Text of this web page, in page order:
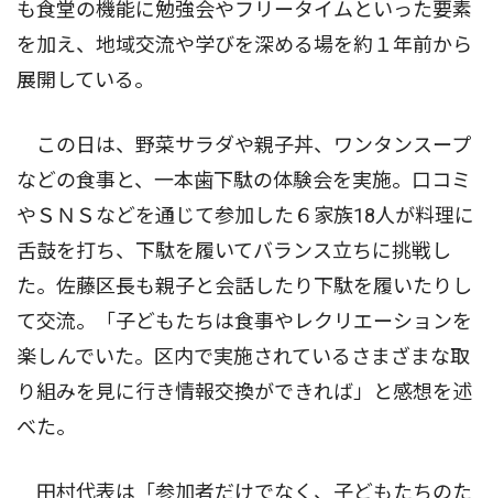
も食堂の機能に勉強会やフリータイムといった要素
を加え、地域交流や学びを深める場を約１年前から
展開している。
この日は、野菜サラダや親子丼、ワンタンスープ
などの食事と、一本歯下駄の体験会を実施。口コミ
やＳＮＳなどを通じて参加した６家族18人が料理に
舌鼓を打ち、下駄を履いてバランス立ちに挑戦し
た。佐藤区長も親子と会話したり下駄を履いたりし
て交流。「子どもたちは食事やレクリエーションを
楽しんでいた。区内で実施されているさまざまな取
り組みを見に行き情報交換ができれば」と感想を述
べた。
田村代表は「参加者だけでなく、子どもたちのた